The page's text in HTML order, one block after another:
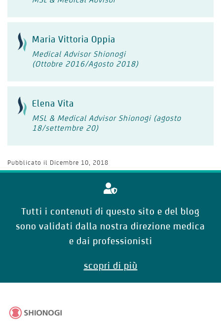
Maria Vittoria Oppia
Medical Advisor Shionogi
(Ottobre 2016/Agosto 2018)
Elena Vita
MSL & Medical Advisor Shionogi (agosto
18/settembre 20)
Pubblicato il Dicembre 10, 2018
Tutti i contenuti di questo sito e del blog
sono validati dalla nostra direzione medica
e dai professionisti
scopri di più